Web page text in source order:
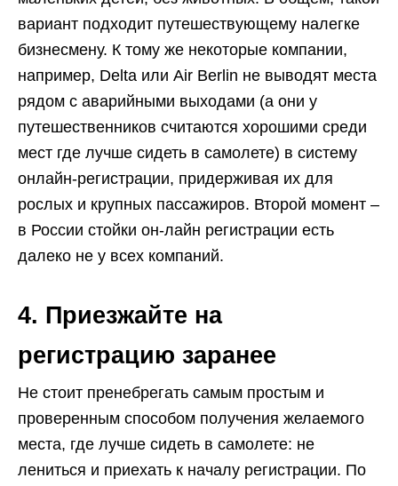
вариант подходит путешествующему налегке
бизнесмену. К тому же некоторые компании,
например, Delta или Air Berlin не выводят места
рядом с аварийными выходами (а они у
путешественников считаются хорошими среди
мест где лучше сидеть в самолете) в систему
онлайн-регистрации, придерживая их для
рослых и крупных пассажиров. Второй момент –
в России стойки он-лайн регистрации есть
далеко не у всех компаний.
4. Приезжайте на
регистрацию заранее
Не стоит пренебрегать самым простым и
проверенным способом получения желаемого
места, где лучше сидеть в самолете: не
лениться и приехать к началу регистрации. По